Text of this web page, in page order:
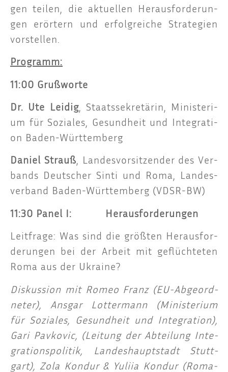
gen tei­len, die aktu­el­len Her­aus­for­de­run­
gen erör­tern und erfolg­rei­che Stra­te­gien
vorstellen.
Pro­gramm:
11:00 Gruß­wor­te
Dr. Ute Lei­dig, Staats­se­kre­tä­rin, Minis­te­ri­
um für Sozia­les, Gesund­heit und Inte­gra­ti­
on Baden-Württemberg
Dani­el Strauß , Lan­des­vor­sit­zen­der des Ver­
bands Deut­scher Sin­ti und Roma, Lan­des­
ver­band Baden-Würt­tem­berg (VDSR-BW)
11:30 Panel I: Herausforderungen
Leit­fra­ge: Was sind die größ­ten Her­aus­for­
de­run­gen bei der Arbeit mit geflüch­te­ten
Roma aus der Ukraine?
Dis­kus­si­on mit Romeo Franz (EU-Abge­ord­
ne­ter), Ans­gar Lot­ter­mann (Minis­te­ri­um
für Sozia­les, Gesund­heit und Inte­gra­ti­on),
Gari Pav­ko­vic, (Lei­tung der Abtei­lung Inte­
gra­ti­ons­po­li­tik, Lan­des­haupt­stadt Stutt­
gart), Zola Kon­dur & Yuli­ia Kon­dur (Roma-